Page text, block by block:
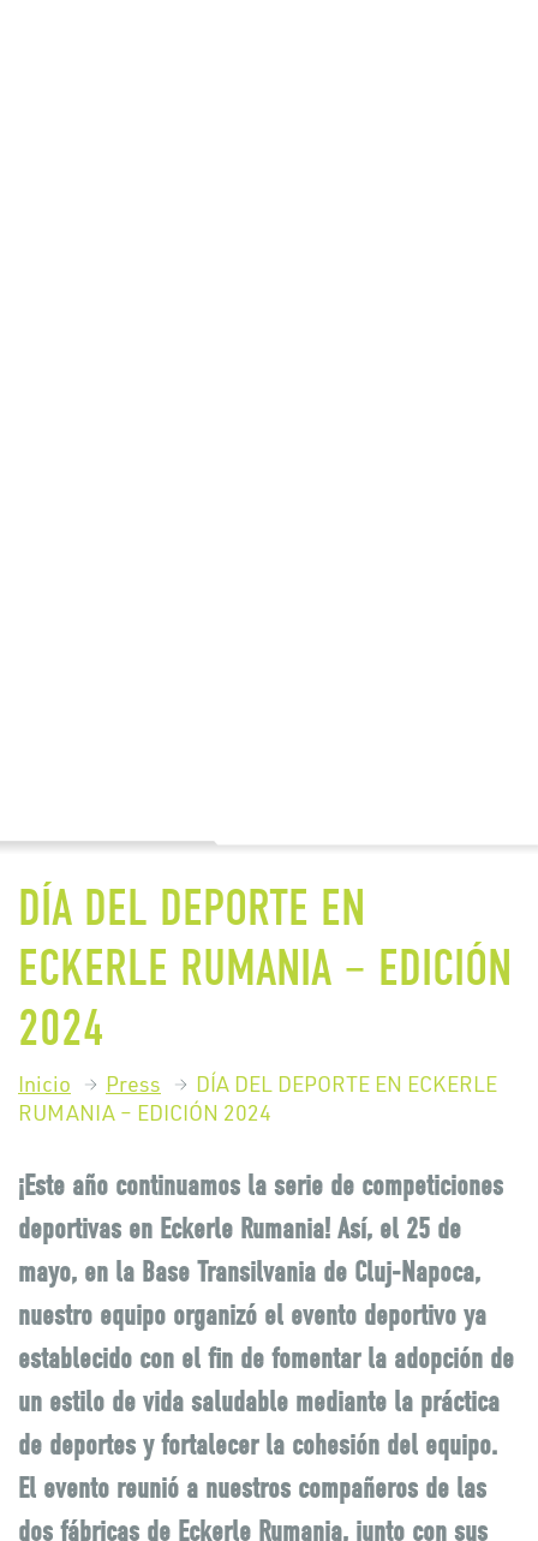
DÍA DEL DEPORTE EN
ECKERLE RUMANIA – EDICIÓN
2024
Inicio Press
DÍA DEL DEPORTE EN ECKERLE
RUMANIA – EDICIÓN 2024
¡Este año continuamos la serie de competiciones
deportivas en Eckerle Rumania! Así, el 25 de
mayo, en la Base Transilvania de Cluj-Napoca,
nuestro equipo organizó el evento deportivo ya
establecido con el fin de fomentar la adopción de
un estilo de vida saludable mediante la práctica
de deportes y fortalecer la cohesión del equipo.
El evento reunió a nuestros compañeros de las
dos fábricas de Eckerle Rumania, junto con sus